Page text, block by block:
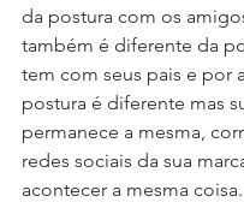
da postura com os
também é diferente da
tem com seus pais e por
postura é diferente mas
permanece a mesma,
redes sociais da sua
acontecer a mesma